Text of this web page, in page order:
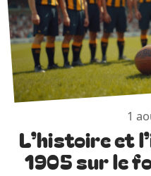
1
L’histoire et
1905 sur le